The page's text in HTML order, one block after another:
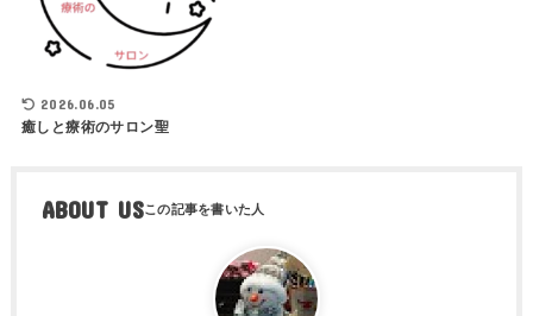
2026.06.05
癒しと療術のサロン聖
ABOUT US